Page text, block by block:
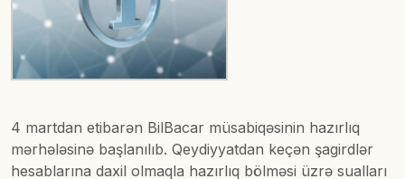
4 martdan etibarən BilBacar müsabiqəsinin hazırlıq
mərhələsinə başlanılıb. Qeydiyyatdan keçən şagirdlər
hesablarına daxil olmaqla hazırlıq bölməsi üzrə sualları